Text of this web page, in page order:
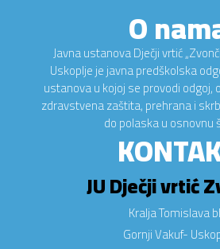
O
Javna ustanova Dječji vrtić
Uskoplje je javna predškolska
ustanova u kojoj se provodi odgoj,
zdravstvena zaštita, prehrana i
do polaska u osnovnu
JU Dječji vrtić
Kralja Tomislava
Gornji Vakuf-